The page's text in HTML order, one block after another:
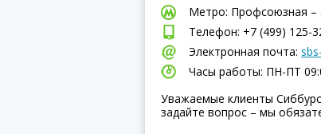
Метро: Профсоюзная –
Телефон: +7 (499) 125-
Электронная почта:
Часы работы: ПН-ПТ
Уважаемые клиенты
задайте вопрос – мы